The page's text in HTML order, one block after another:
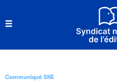
Communiqué SNE